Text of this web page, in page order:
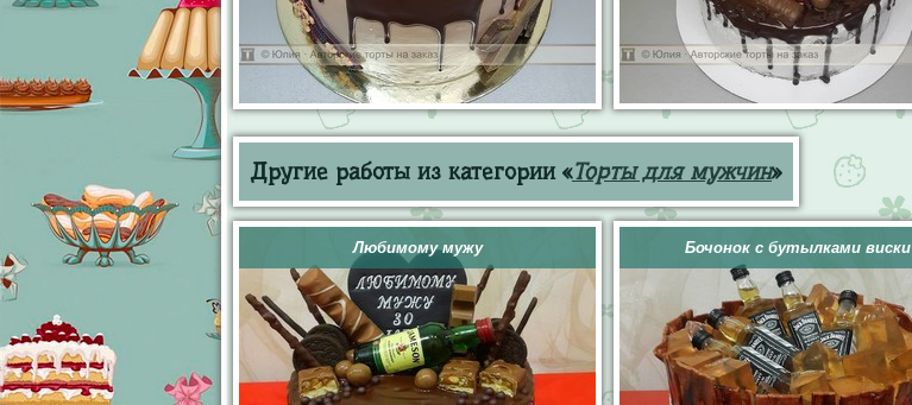
Другие работы из категории «Торты для мужчин»
Любимому мужу Бочонок с бутылками виски